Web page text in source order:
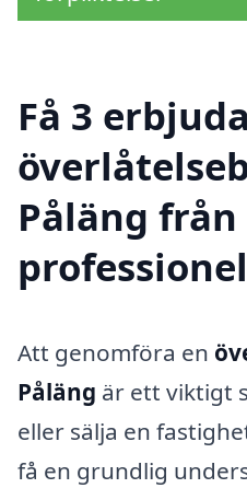
Få 3
Påläng från
Att genomföra en
Påläng är ett viktigt
eller sälja en
få en grundlig